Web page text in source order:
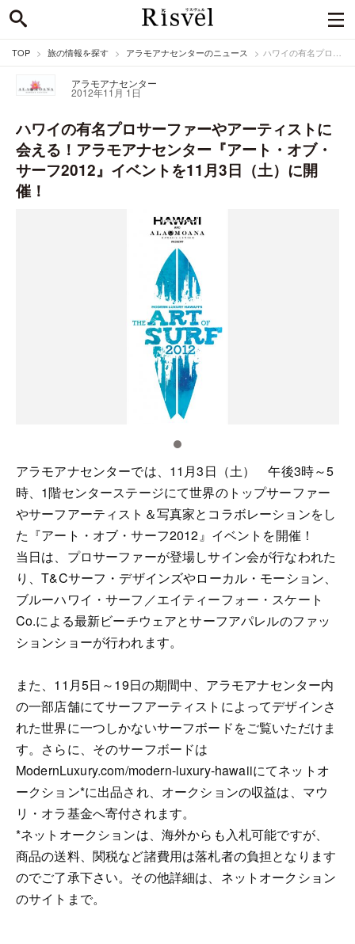
TOP 旅の情報を探す アラモアナセンターのニュース ハワイの有名プロサーファーやアーティストに会える！アラモアナセンター『アート・オブ・サーフ2012』イベントを11月3日（土）に開催！
アラモアナセンター
2012年11月 1日
ハワイの有名プロサーファーやアーティストに
会える！アラモアナセンター『アート・オブ・
サーフ2012』イベントを11月3日（土）に開
催！
アラモアナセンターでは、11月3日（土） 午後3時～5
時、1階センターステージにて世界のトップサーファー
やサーフアーティスト＆写真家とコラボレーションをし
た『アート・オブ・サーフ2012』イベントを開催！
当日は、プロサーファーが登場しサイン会が行なわれた
り、T&Cサーフ・デザインズやローカル・モーション、
ブルーハワイ・サーフ／エイティーフォー・スケート
Co.による最新ビーチウェアとサーフアパレルのファッ
ションショーが行われます。
また、11月5日～19日の期間中、アラモアナセンター内
の一部店舗にてサーフアーティストによってデザインさ
れた世界に一つしかないサーフボードをご覧いただけま
す。さらに、そのサーフボードは
ModernLuxury.com/modern-luxury-hawaiiにてネットオ
ークション*に出品され、オークションの収益は、マウ
リ・オラ基金へ寄付されます。
*ネットオークションは、海外からも入札可能ですが、
商品の送料、関税など諸費用は落札者の負担となります
のでご了承下さい。その他詳細は、ネットオークション
のサイトまで。